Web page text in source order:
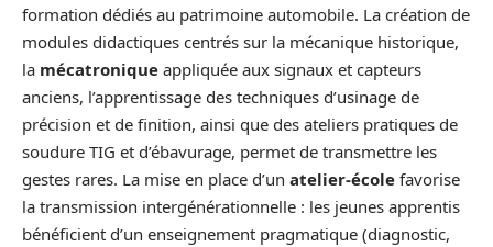
formation dédiés au patrimoine automobile. La création de
modules didactiques centrés sur la mécanique historique,
la mécatronique appliquée aux signaux et capteurs
anciens, l’apprentissage des techniques d’usinage de
précision et de finition, ainsi que des ateliers pratiques de
soudure TIG et d’ébavurage, permet de transmettre les
gestes rares. La mise en place d’un atelier-école favorise
la transmission intergénérationnelle : les jeunes apprentis
bénéficient d’un enseignement pragmatique (diagnostic,